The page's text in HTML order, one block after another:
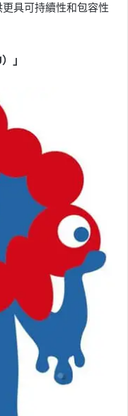
具可持續性和包容性
」